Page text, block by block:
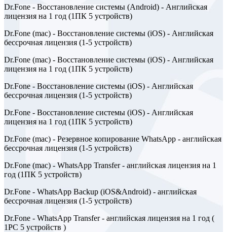
Dr.Fone - Восстановление системы (Android) - Английская
лицензия на 1 год (1ПК 5 устройств)
Dr.Fone (mac) - Восстановление системы (iOS) - Английская
бессрочная лицензия (1-5 устройств)
Dr.Fone (mac) - Восстановление системы (iOS) - Английская
лицензия на 1 год (1ПК 5 устройств)
Dr.Fone - Восстановление системы (iOS) - Английская
бессрочная лицензия (1-5 устройств)
Dr.Fone - Восстановление системы (iOS) - Английская
лицензия на 1 год (1ПК 5 устройств)
Dr.Fone (mac) - Резервное копирование WhatsApp - английская
бессрочная лицензия (1-5 устройств)
Dr.Fone (mac) - WhatsApp Transfer - английская лицензия на 1
год (1ПК 5 устройств)
Dr.Fone - WhatsApp Backup (iOS&Android) - английская
бессрочная лицензия (1-5 устройств)
Dr.Fone - WhatsApp Transfer - английская лицензия на 1 год (
1PC 5 устройств )